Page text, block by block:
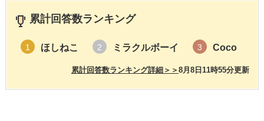
累計回答数ランキング
1 ほしねこ 2 ミラクルボーイ 3 Coco
8月8日11時55分更新
累計回答数ランキング詳細＞＞